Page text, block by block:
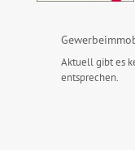
Aktuell gibt es
entsprechen.